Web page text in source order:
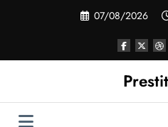
07/08/2026